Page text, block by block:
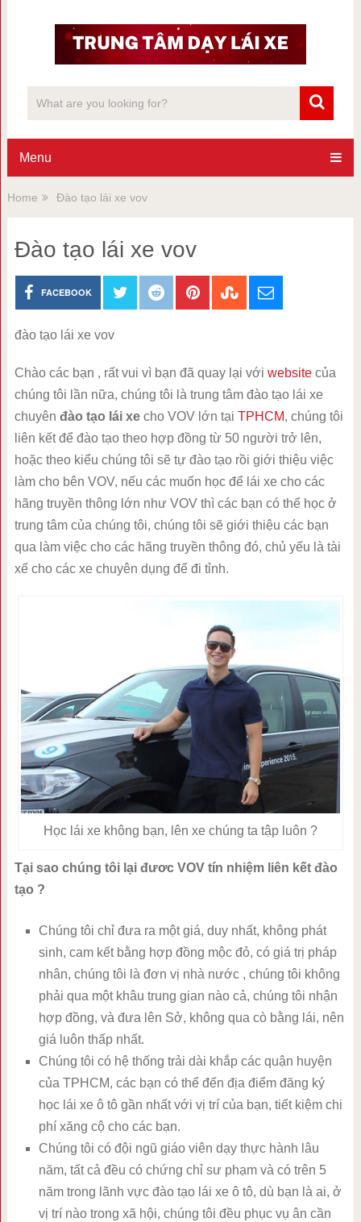
Menu
Home Đào tạo lái xe vov
Đào tạo lái xe vov
FACEBOOK
đào tạo lái xe vov
Chào các bạn , rất vui vì bạn đã quay lại với websitecủa
chúng tôi lần nữa, chúng tôi là trung tâm đào tạo lái xe
chuyên đào tạo lái xecho VOV lớn tại TPHCM, chúng tôi
liên kết để đào tạo theo hợp đồng từ 50 người trở lên,
hoặc theo kiểu chúng tôi sẽ tự đào tạo rồi giới thiệu việc
làm cho bên VOV, nếu các muốn học để lái xe cho các
hãng truyền thông lớn như VOV thì các bạn có thể học ở
trung tâm của chúng tôi, chúng tôi sẽ giới thiệu các bạn
qua làm việc cho các hãng truyền thông đó, chủ yếu là tài
xế cho các xe chuyên dụng để đi tỉnh.
Học lái xe không bạn, lên xe chúng ta tập luôn ?
Tại sao chúng tôi lại đươc VOV tín nhiệm liên kết đào
tạo ?
Chúng tôi chỉ đưa ra một giá, duy nhất, không phát
sinh, cam kết bằng hợp đồng mộc đỏ, có giá trị pháp
nhân, chúng tôi là đơn vị nhà nước , chúng tôi không
phải qua một khâu trung gian nào cả, chúng tôi nhận
hợp đồng, và đưa lên Sở, không qua cò bằng lái, nên
giá luôn thấp nhất.
Chúng tôi có hệ thống trải dài khắp các quận huyện
của TPHCM, các bạn có thể đến địa điểm đăng ký
học lái xe ô tô gần nhất với vị trí của bạn, tiết kiệm chi
phí xăng cộ cho các bạn.
Chúng tôi có đội ngũ giáo viên dạy thực hành lâu
năm, tất cả đều có chứng chỉ sư phạm và có trên 5
năm trong lãnh vực đào tạo lái xe ô tô, dù bạn là ai, ở
vị trí nào trong xã hội, chúng tôi đều phục vụ ân cần